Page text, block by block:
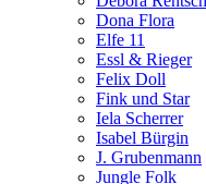
Dona Flora
Elfe 11
Essl & Rieger
Felix Doll
Fink und Star
Iela Scherrer
Isabel Bürgin
J. Grubenmann
Jungle Folk